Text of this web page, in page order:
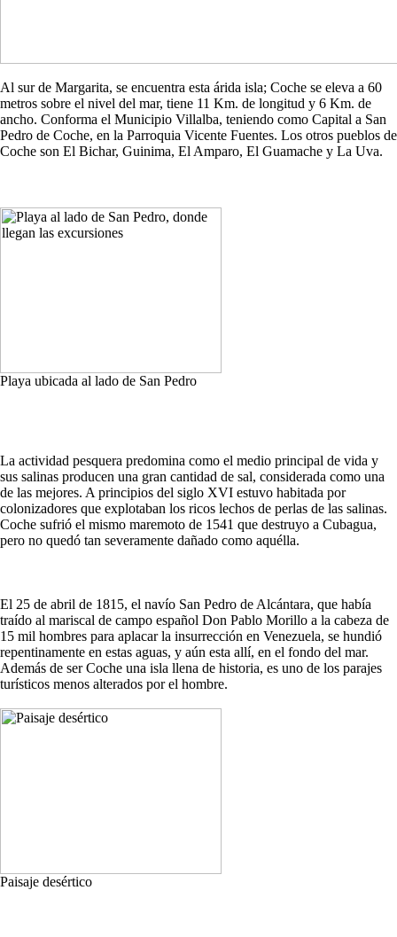
Al sur de Margarita, se encuentra esta árida isla; Coche se eleva a 60
metros sobre el nivel del mar, tiene 11 Km. de longitud y 6 Km. de
ancho. Conforma el Municipio Villalba, teniendo como Capital a San
Pedro de Coche, en la Parroquia Vicente Fuentes. Los otros pueblos de
Coche son El Bichar, Guinima, El Amparo, El Guamache y La Uva.
Playa ubicada al lado de San Pedro
La actividad pesquera predomina como el medio principal de vida y
sus salinas producen una gran cantidad de sal, considerada como una
de las mejores. A principios del siglo XVI estuvo habitada por
colonizadores que explotaban los ricos lechos de perlas de las salinas.
Coche sufrió el mismo maremoto de 1541 que destruyo a Cubagua,
pero no quedó tan severamente dañado como aquélla.
El 25 de abril de 1815, el navío San Pedro de Alcántara, que había
traído al mariscal de campo español Don Pablo Morillo a la cabeza de
15 mil hombres para aplacar la insurrección en Venezuela, se hundió
repentinamente en estas aguas, y aún esta allí, en el fondo del mar.
Además de ser Coche una isla llena de historia, es uno de los parajes
turísticos menos alterados por el hombre.
Paisaje desértico